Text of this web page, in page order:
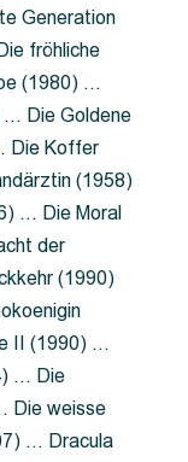
Generation
fröhliche
(1980) …
… Die Goldene
Die Koffer
(1958)
… Die Moral
der
(1990)
II (1990) …
… Die
Die weisse
… Dracula